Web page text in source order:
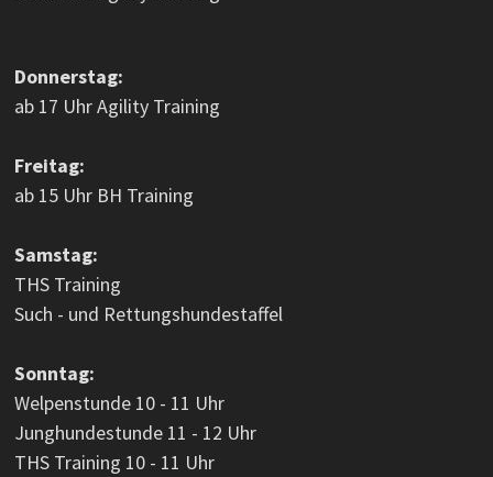
Donnerstag:
ab 17 Uhr Agility Training
Freitag:
ab 15 Uhr BH Training
Samstag:
THS Training
Such - und Rettungshundestaffel
Sonntag:
Welpenstunde 10 - 11 Uhr
Junghundestunde 11 - 12 Uhr
THS Training 10 - 11 Uhr